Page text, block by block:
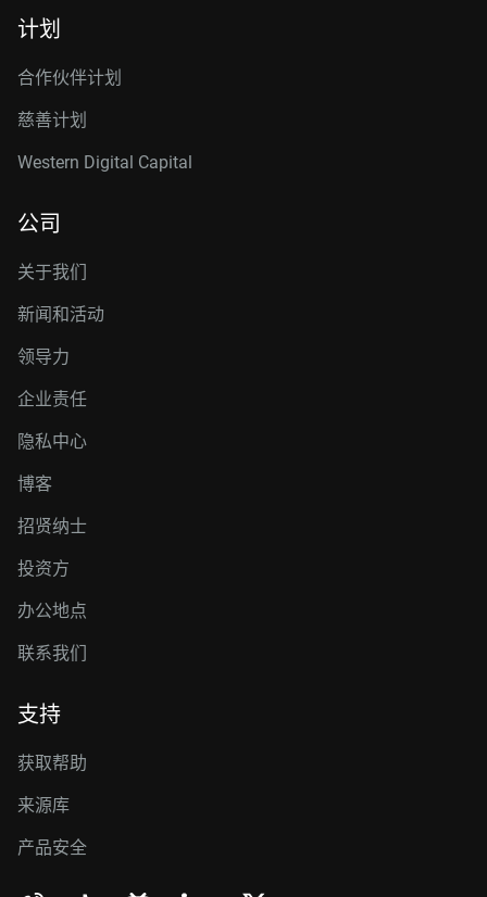
计划
合作伙伴计划
慈善计划
Western Digital Capital
公司
关于我们
新闻和活动
领导力
企业责任
隐私中心
博客
招贤纳士
投资方
办公地点
联系我们
支持
获取帮助
来源库
产品安全